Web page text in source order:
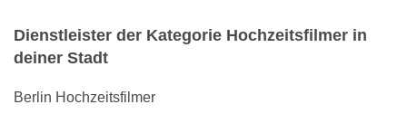
Dienstleister der Kategorie Hochzeitsfilmer in
deiner Stadt
Berlin Hochzeitsfilmer